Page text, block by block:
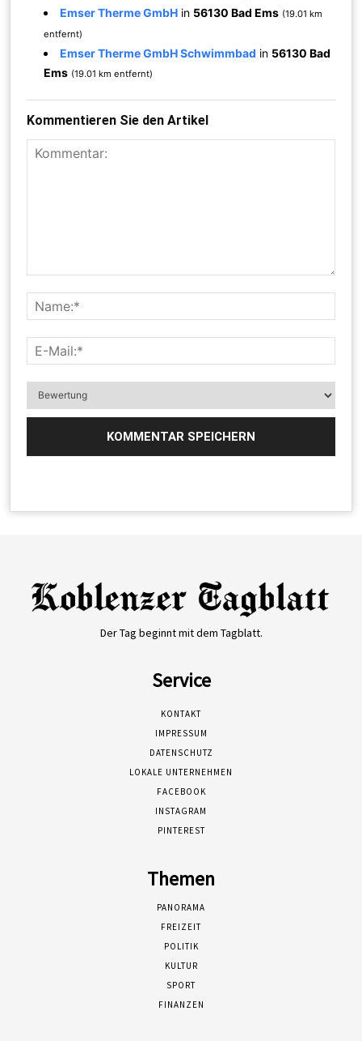
Emser Therme GmbH in 56130 Bad Ems (19.01 km
entfernt)
Emser Therme GmbH Schwimmbad in 56130 Bad
Ems (19.01 km entfernt)
Kommentieren Sie den Artikel
Der Tag beginnt mit dem Tagblatt.
Service
KONTAKT
IMPRESSUM
DATENSCHUTZ
LOKALE UNTERNEHMEN
FACEBOOK
INSTAGRAM
PINTEREST
Themen
PANORAMA
FREIZEIT
POLITIK
KULTUR
SPORT
FINANZEN